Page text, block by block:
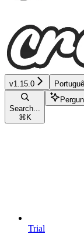
v1.15.0
Search...
⌘ K
Trial